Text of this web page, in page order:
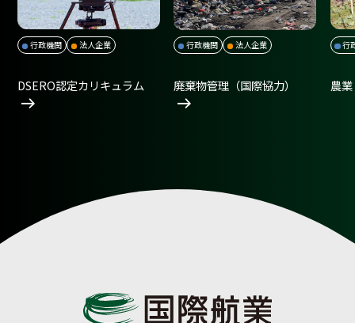
行政機関 法人企業
DSERO認定カリキュラム
行政機関 法人企業
廃棄物管理（国際協力）
行
農